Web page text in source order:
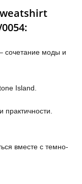
сочетание моды и
Island.
вместе с темно-